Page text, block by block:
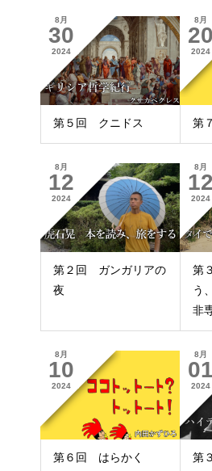
8月
30
2024
第５回 クニドス
8月
20
2024
第
8月
12
2024
第２回 ガンガリアの
夜
8月
12
2024
第
う
非
8月
10
2024
第６回 はらかく
8月
01
2024
第